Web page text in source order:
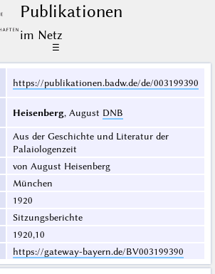
Publikationen
im Netz
☰
https://publikationen.badw.de/de/003199390
Heisenberg, August DNB
Aus der Geschichte und Literatur der
Palaiologenzeit
von August Heisenberg
München
1920
Sitzungsberichte
1920,10
https://gateway-bayern.de/BV003199390